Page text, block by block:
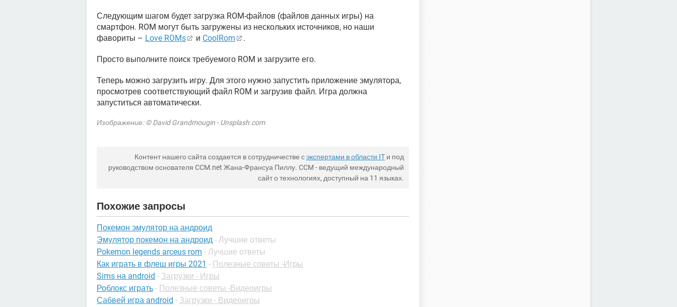
Следующим шагом будет загрузка ROM-файлов (файлов данных игры) на
смартфон. ROM могут быть загружены из нескольких источников, но наши
фавориты – Love ROMs и CoolRom .
Просто выполните поиск требуемого ROM и загрузите его.
Теперь можно загрузить игру. Для этого нужно запустить приложение эмулятора,
просмотрев соответствующий файл ROM и загрузив файл. Игра должна
запуститься автоматически.
Изображение: © David Grandmougin - Unsplash.com
Контент нашего сайта создается в сотрудничестве сэкспертами в области IT и под
руководством основателя CCM.net Жана-Франсуа Пиллу. CCM - ведущий международный
сайт о технологиях, доступный на 11 языках.
Похожие запросы
Покемон эмулятор на андроид
Эмулятор покемон на андроид - Лучшие ответы
Pokemon legends arceus rom - Лучшие ответы
Как играть в флеш игры 2021 - Полезные советы -Игры
Sims на android - Загрузки - Игры
Роблокс играть - Полезные советы -Видеоигры
Сабвей игра android - Загрузки - Видеоигры